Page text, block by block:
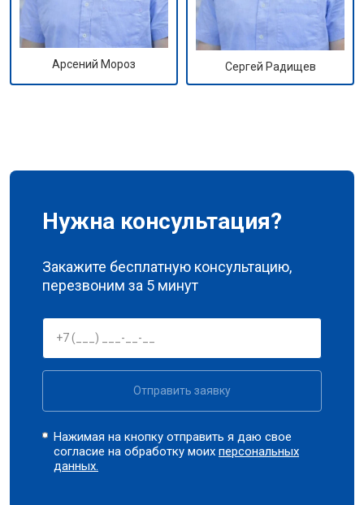
Арсений Мороз Сергей Радищев
Нужна консультация?
Закажите бесплатную консультацию,
перезвоним за 5 минут
Отправить заявку
Нажимая на кнопку отправить я даю свое
согласие на обработку моихперсональных
данных.